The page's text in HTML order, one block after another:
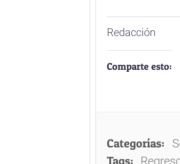
Redacción
Comparte esto:
Categorías:
Tags: